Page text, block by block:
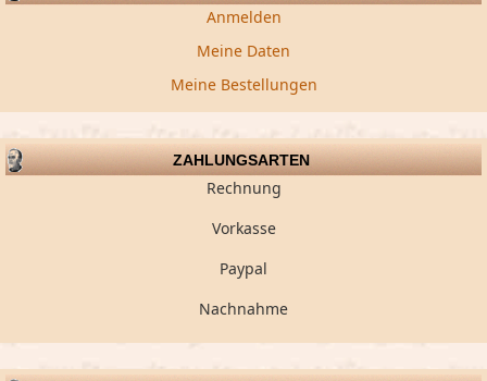
Anmelden
Meine Daten
Meine Bestellungen
ZAHLUNGSARTEN
Rechnung
Vorkasse
Paypal
Nachnahme